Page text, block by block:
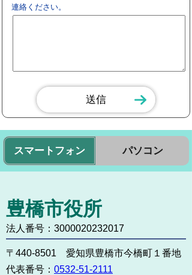
連絡ください。
スマートフォン パソコン
豊橋市役所
法人番号：3000020232017
〒440-8501 愛知県豊橋市今橋町１番地
代表番号： 0532-51-2111